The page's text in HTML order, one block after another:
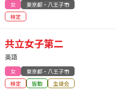
女
東京都・八王子市
検定
共立女子第二
英語
女
東京都・八王子市
検定
皆勤 生徒会